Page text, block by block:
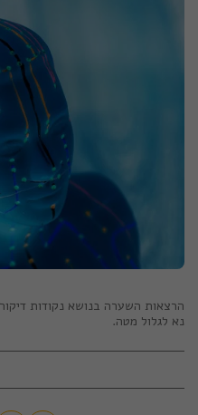
נא לגלול מטה.